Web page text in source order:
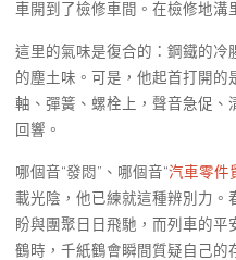
車開到了檢修車間。在檢修地溝
這里的氣味是復合的：鋼鐵的冷
的塵土味。可是，他起首打開
軸、彈簧、螺栓上，聲音急促、
回響。
哪個音“發悶”、哪個音“汽車零件
載光陰，他已練就這種辨別力。
盼與團聚日日飛馳，而列車的
鶴時，千紙鶴會瞬間質疑自己的